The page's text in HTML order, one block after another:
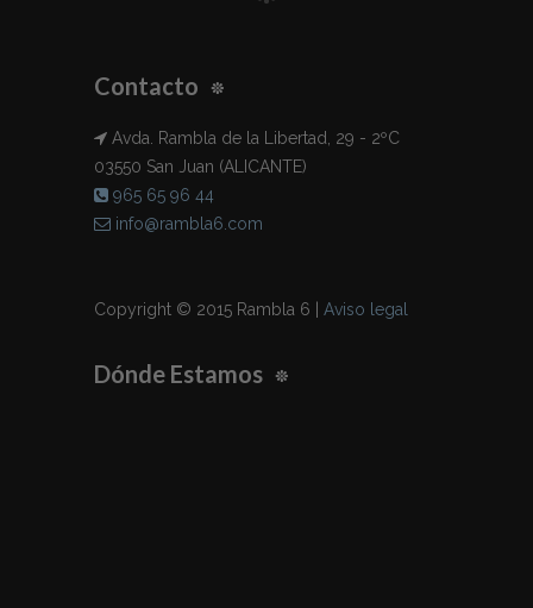
Contacto
Avda. Rambla de la Libertad, 29 - 2ºC
03550 San Juan (ALICANTE)
965 65 96 44
info@rambla6.com
Copyright © 2015 Rambla 6 | Aviso legal
Dónde Estamos